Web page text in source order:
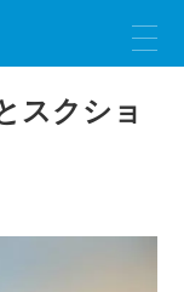
スクショ